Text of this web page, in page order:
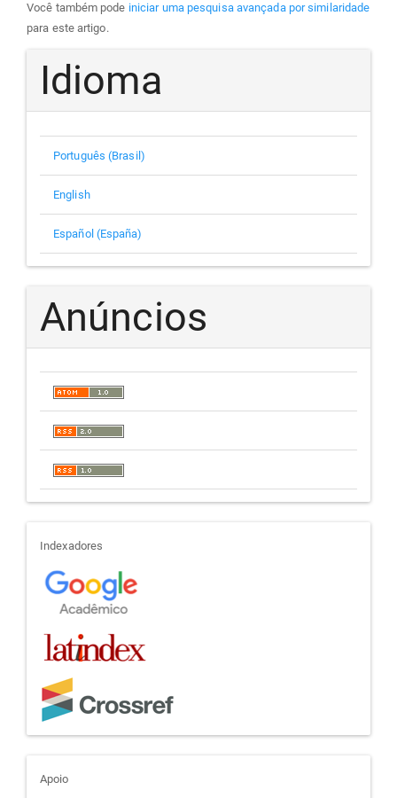
Você também pode iniciar uma pesquisa avançada por similaridade
para este artigo.
Idioma
Português (Brasil)
English
Español (España)
Anúncios
indexadores
Indexadores
apoio
Apoio